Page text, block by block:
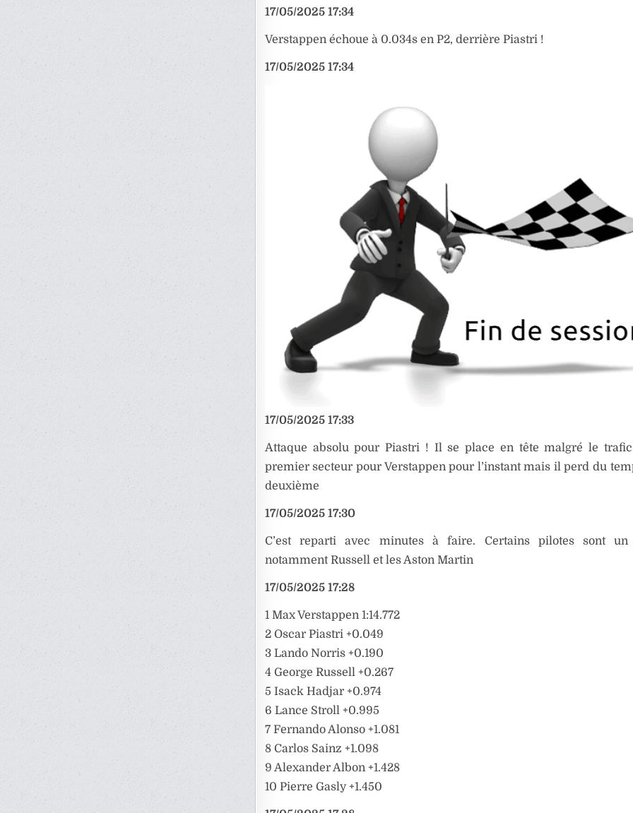
17/05/2025 17:34
Verstappen échoue à 0.034s en P2, derrière Piastri !
17/05/2025 17:34
17/05/2025 17:33
Attaque absolu pour Piastri ! Il se place en tête malgré le
premier secteur pour Verstappen pour l’instant mais il perd du
deuxième
17/05/2025 17:30
C’est reparti avec minutes à faire. Certains pilotes sont un
notamment Russell et les Aston Martin
17/05/2025 17:28
1 Max Verstappen 1:14.772
2 Oscar Piastri +0.049
3 Lando Norris +0.190
4 George Russell +0.267
5 Isack Hadjar +0.974
6 Lance Stroll +0.995
7 Fernando Alonso +1.081
8 Carlos Sainz +1.098
9 Alexander Albon +1.428
10 Pierre Gasly +1.450